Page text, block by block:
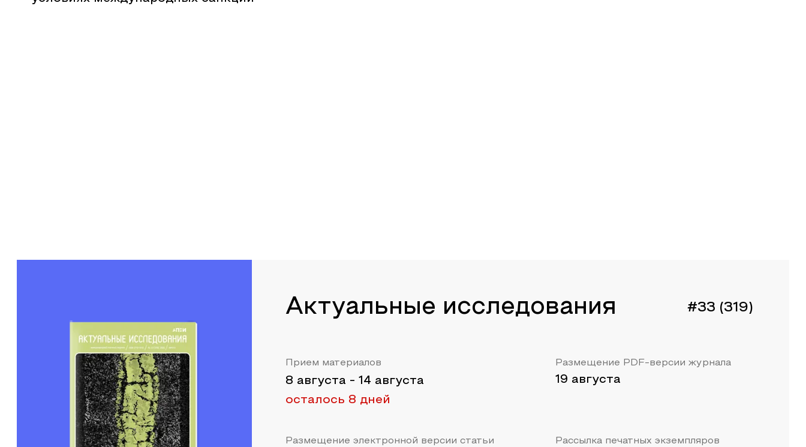
Актуальные исследования #33 (319)
Прием материалов
8 августа - 14 августа
осталось 8 дней
Размещение PDF-версии журнала
19 августа
Размещение электронной версии статьи Рассылка печатных экземпляров